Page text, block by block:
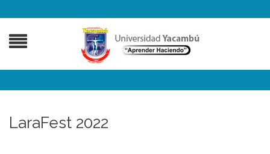
LaraFest 2022